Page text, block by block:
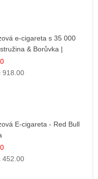
e-cigareta s 35 000
& Borůvka |
lesní směs
918.00
E-cigareta - Red Bull
452.00